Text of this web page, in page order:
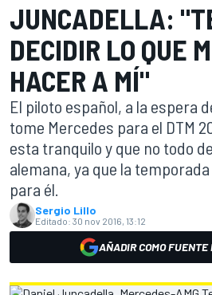
JUNCADELLA:
DECIDIR LO QUE
HACER A MÍ"
El piloto español, a la espera
tome Mercedes para el DTM
esta tranquilo y que no todo
alemana, ya que la
para él.
Sergio Lillo
Editado: 30 nov 2016, 13:12
AÑADIR COMO FUENTE